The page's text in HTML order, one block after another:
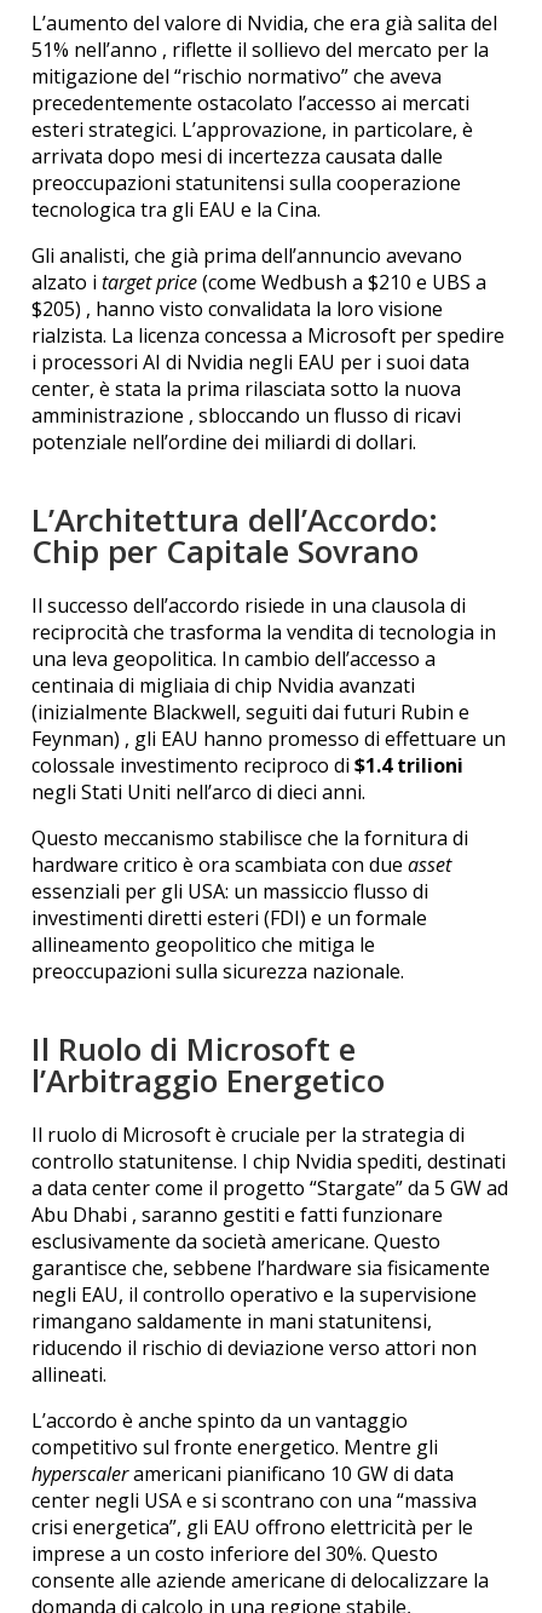
L’aumento del valore di Nvidia, che era già salita del
51% nell’anno , riflette il sollievo del mercato per la
mitigazione del “rischio normativo” che aveva
precedentemente ostacolato l’accesso ai mercati
esteri strategici. L’approvazione, in particolare, è
arrivata dopo mesi di incertezza causata dalle
preoccupazioni statunitensi sulla cooperazione
tecnologica tra gli EAU e la Cina.
Gli analisti, che già prima dell’annuncio avevano
alzato itarget price(come Wedbush a $210 e UBS a
$205) , hanno visto convalidata la loro visione
rialzista. La licenza concessa a Microsoft per spedire
i processori AI di Nvidia negli EAU per i suoi data
center, è stata la prima rilasciata sotto la nuova
amministrazione , sbloccando un flusso di ricavi
potenziale nell’ordine dei miliardi di dollari.
L’Architettura dell’Accordo:
Chip per Capitale Sovrano
Il successo dell’accordo risiede in una clausola di
reciprocità che trasforma la vendita di tecnologia in
una leva geopolitica. In cambio dell’accesso a
centinaia di migliaia di chip Nvidia avanzati
(inizialmente Blackwell, seguiti dai futuri Rubin e
Feynman) , gli EAU hanno promesso di effettuare un
colossale investimento reciproco di$1.4 trilioni
negli Stati Uniti nell’arco di dieci anni.
Questo meccanismo stabilisce che la fornitura di
hardware critico è ora scambiata con dueasset
essenziali per gli USA: un massiccio flusso di
investimenti diretti esteri (FDI) e un formale
allineamento geopolitico che mitiga le
preoccupazioni sulla sicurezza nazionale.
Il Ruolo di Microsoft e
l’Arbitraggio Energetico
Il ruolo di Microsoft è cruciale per la strategia di
controllo statunitense. I chip Nvidia spediti, destinati
a data center come il progetto “Stargate” da 5 GW ad
Abu Dhabi , saranno gestiti e fatti funzionare
esclusivamente da società americane. Questo
garantisce che, sebbene l’hardware sia fisicamente
negli EAU, il controllo operativo e la supervisione
rimangano saldamente in mani statunitensi,
riducendo il rischio di deviazione verso attori non
allineati.
L’accordo è anche spinto da un vantaggio
competitivo sul fronte energetico. Mentre gli
hyperscaleramericani pianificano 10 GW di data
center negli USA e si scontrano con una “massiva
crisi energetica”, gli EAU offrono elettricità per le
imprese a un costo inferiore del 30%. Questo
consente alle aziende americane di delocalizzare la
domanda di calcolo in una regione stabile,